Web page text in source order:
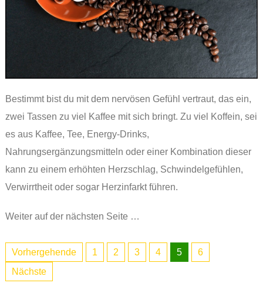
Bestimmt bist du mit dem nervösen Gefühl vertraut, das ein,
zwei Tassen zu viel Kaffee mit sich bringt. Zu viel Koffein, sei
es aus Kaffee, Tee, Energy-Drinks,
Nahrungsergänzungsmitteln oder einer Kombination dieser
kann zu einem erhöhten Herzschlag, Schwindelgefühlen,
Verwirrtheit oder sogar Herzinfarkt führen.
Weiter auf der nächsten Seite …
Vorhergehende 1 2 3 4 5
6
Nächste